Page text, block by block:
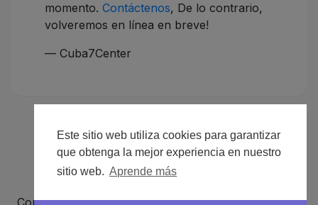
Este sitio web utiliza cookies para garantizar
que obtenga la mejor experiencia en nuestro
sitio web. Aprende más
momento. Contáctenos, De lo contrario,
volveremos en línea en breve!
— Cuba7Center
Copyright © 2026 Cuba7Center. Todos los derechos